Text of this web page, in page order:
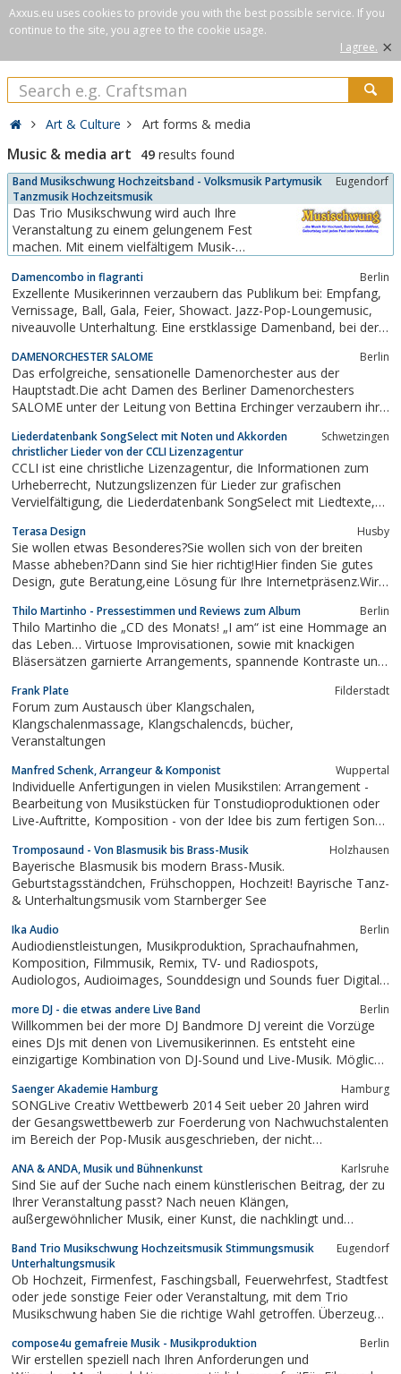
Axxus.eu uses cookies to provide you with the best possible service. If you
continue to the site, you agree to the cookie usage.
I agree. ×
Art & Culture Art forms & media
Music & media art 49 results found
Band Musikschwung Hochzeitsband - Volksmusik Partymusik
Tanzmusik Hochzeitsmusik
Eugendorf
Das Trio Musikschwung wird auch Ihre
Veranstaltung zu einem gelungenem Fest
machen. Mit einem vielfältigem Musik-
Wünsche offen. Besuchen Sie unsere
Homepage und überzeugen Sie sich selbst mit
Hörproben, Demo-Songs, Videos, Auftrittsbilder
und Referenzen. Erleben Sie Musik und
Damencombo in flagranti Berlin
Exzellente Musikerinnen verzaubern das Publikum bei: Empfang,
Vernissage, Ball, Gala, Feier, Showact. Jazz-Pop-Loungemusic,
niveauvolle Unterhaltung. Eine erstklassige Damenband, bei der
Referenzen.
DAMENORCHESTER SALOME Berlin
Das erfolgreiche, sensationelle Damenorchester aus der
Hauptstadt.Die acht Damen des Berliner Damenorchesters
SALOME unter der Leitung von Bettina Erchinger verzaubern ihr
die Tanzfläche zu erobern. Seit 1997 hat sich diese
außergewöhnliche Formation als erstklassiges...
Liederdatenbank SongSelect mit Noten und Akkorden
christlicher Lieder von der CCLI Lizenzagentur
Schwetzingen
CCLI ist eine christliche Lizenzagentur, die Informationen zum
Urheberrecht, Nutzungslizenzen für Lieder zur grafischen
Vervielfältigung, die Liederdatenbank SongSelect mit Liedtexte,
Gemeinden anbietet.
Terasa Design Husby
Sie wollen etwas Besonderes?Sie wollen sich von der breiten
Masse abheben?Dann sind Sie hier richtig!Hier finden Sie gutes
Design, gute Beratung,eine Lösung für Ihre Internetpräsenz.Wir
ausgefallenes Design,... einfache Bedienung......
Thilo Martinho - Pressestimmen und Reviews zum Album Berlin
Thilo Martinho die „CD des Monats! „I am“ ist eine Hommage an
das Leben… Virtuose Improvisationen, sowie mit knackigen
Bläsersätzen garnierte Arrangements, spannende Kontraste und
einer der interessantesten Neuerscheinungen werden, heben
diese Produktion...
Frank Plate Filderstadt
Forum zum Austausch über Klangschalen,
Klangschalenmassage, Klangschalencds, bücher,
Veranstaltungen
Manfred Schenk, Arrangeur & Komponist Wuppertal
Individuelle Anfertigungen in vielen Musikstilen: Arrangement -
Bearbeitung von Musikstücken für Tonstudioproduktionen oder
Live-Auftritte, Komposition - von der Idee bis zum fertigen Song,
Komposition, und einiges mehr
Tromposaund - Von Blasmusik bis Brass-Musik Holzhausen
Bayerische Blasmusik bis modern Brass-Musik.
Geburtstagsständchen, Frühschoppen, Hochzeit! Bayrische Tanz-
& Unterhaltungsmusik vom Starnberger See
Ika Audio Berlin
Audiodienstleistungen, Musikproduktion, Sprachaufnahmen,
Komposition, Filmmusik, Remix, TV- und Radiospots,
Audiologos, Audioimages, Sounddesign und Sounds fuer Digitale
more DJ - die etwas andere Live Band Berlin
Willkommen bei der more DJ Bandmore DJ vereint die Vorzüge
eines DJs mit denen von Livemusikerinnen. Es entsteht eine
einzigartige Kombination von DJ-Sound und Live-Musik. Möglich
Percussionspielerinnen. Als Special können Tänzerinnen und
Violinistinnen hin zu...
Saenger Akademie Hamburg Hamburg
SONGLive Creativ Wettbewerb 2014 Seit ueber 20 Jahren wird
der Gesangswettbewerb zur Foerderung von Nachwuchstalenten
im Bereich der Pop-Musik ausgeschrieben, der nicht
bewusst als Kontrapunkt zu den Events der grossen Medien
Ausbildungsleistungen wuerdigen und Anregungen...
ANA & ANDA, Musik und Bühnenkunst Karlsruhe
Sind Sie auf der Suche nach einem künstlerischen Beitrag, der zu
Ihrer Veranstaltung passt? Nach neuen Klängen,
außergewöhnlicher Musik, einer Kunst, die nachklingt und
unsere Aufgabe darin, Neues zu schaffen, Sichtweisen und
Hörgewohnheiten zu verändern,...
Band Trio Musikschwung Hochzeitsmusik Stimmungsmusik
Unterhaltungsmusik
Eugendorf
Ob Hochzeit, Firmenfest, Faschingsball, Feuerwehrfest, Stadtfest
oder jede sonstige Feier oder Veranstaltung, mit dem Trio
Musikschwung haben Sie die richtige Wahl getroffen. Überzeugen
und Hörproben und machen Sie eine Anfrage über Details, wir
freuen uns auf Ihren...
compose4u gemafreie Musik - Musikproduktion Berlin
Wir erstellen speziell nach Ihren Anforderungen und